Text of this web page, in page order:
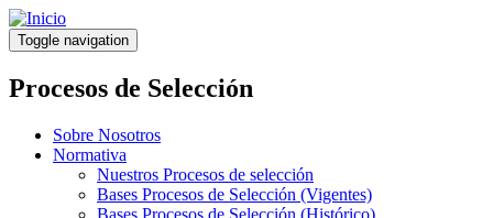
Pasar
al
contenido
principal
Toggle navigation
Procesos de Selección
Sobre Nosotros
Normativa
Nuestros Procesos de selección
Bases Procesos de Selección (Vigentes)
Bases Procesos de Selección (Histórico)